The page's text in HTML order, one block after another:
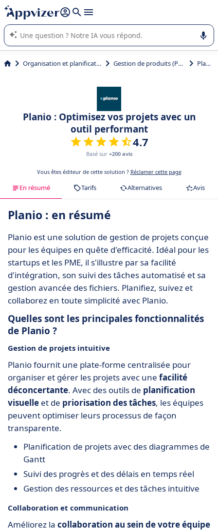
répondre (plusieurs lignes avec
L'IA de Appvizer vous guide dans l'utilisation ou la sélection de
logiciel SaaS en entreprise.
Organisation et planification Gestion de produits (PLM) Planio
Planio : Optimisez vos projets avec un
outil performant
4.7
Basé sur +200 avis
Vous êtes éditeur de cette solution ? Réclamer cette page
En résumé Tarifs Alternatives Avis
Planio : en résumé
Planio est une solution de gestion de projets conçue
pour les équipes en quête d'efficacité. Idéal pour les
startups et les PME, il s'illustre par sa facilité
d'intégration, son suivi des tâches automatisé et sa
gestion avancée des fichiers. Planifiez, suivez et
collaborez en toute simplicité avec Planio.
Quelles sont les principales fonctionnalités
de Planio ?
Gestion de projets intuitive
Planio fournit une plate-forme centralisée pour
organiser et gérer les projets avec une facilité
déconcertante. Avec des outils de planification
visuelle et de priorisation des tâches, les équipes
peuvent optimiser leurs processus de façon
transparente.
Planification de projets avec des diagrammes de
Gantt
Suivi des progrès et des délais en temps réel
Gestion des ressources et des tâches intuitive
Collaboration et communication
Améliorez la collaboration au sein de votre équipe